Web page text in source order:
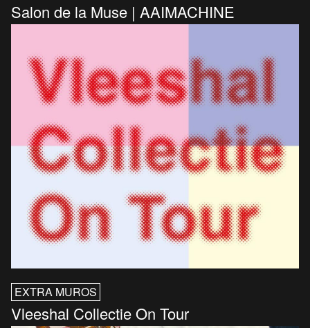
Salon de la Muse | AAIMACHINE
EXTRA MUROS
Vleeshal Collectie On Tour